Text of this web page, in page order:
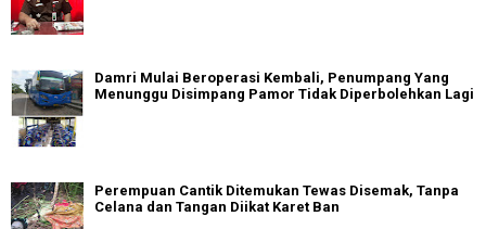
Damri Mulai Beroperasi Kembali, Penumpang Yang
Menunggu Disimpang Pamor Tidak Diperbolehkan Lagi
Perempuan Cantik Ditemukan Tewas Disemak, Tanpa
Celana dan Tangan Diikat Karet Ban